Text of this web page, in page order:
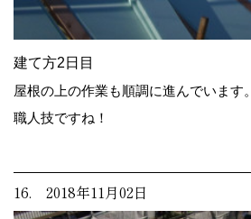
建て方2日目
屋根の上の作業も順調に進んでいます。
職人技ですね！
16. 2018年11月02日